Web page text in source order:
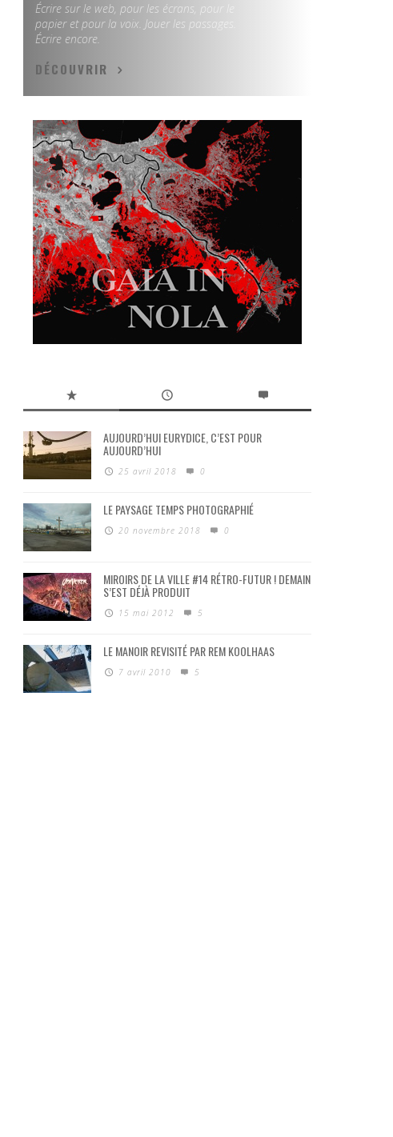
Écrire sur le web, pour les écrans, pour le
papier et pour la voix. Jouer les passages.
Écrire encore.
DÉCOUVRIR
AUJOURD’HUI EURYDICE, C’EST POUR
AUJOURD’HUI
25 avril 2018 0
LE PAYSAGE TEMPS PHOTOGRAPHIÉ
20 novembre 2018 0
MIROIRS DE LA VILLE #14 RÉTRO-FUTUR ! DEMAIN
S’EST DÉJÀ PRODUIT
15 mai 2012 5
LE MANOIR REVISITÉ PAR REM KOOLHAAS
7 avril 2010 5